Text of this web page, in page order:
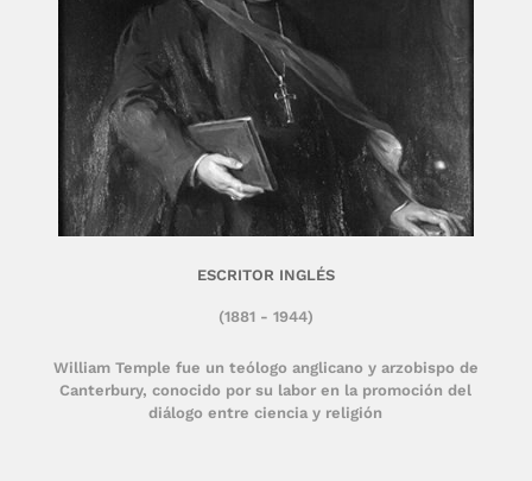
William Temple fue un teólogo anglicano y arzobispo de
Canterbury, conocido por su labor en la promoción del
diálogo entre ciencia y religión
(1881 - 1944)
ESCRITOR INGLÉS